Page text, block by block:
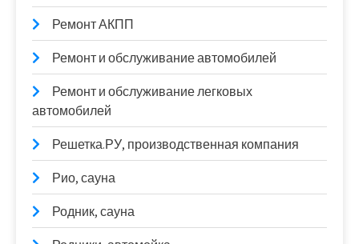
Ремонт АКПП
Ремонт и обслуживание автомобилей
Ремонт и обслуживание легковых
автомобилей
Решетка.РУ, производственная компания
Рио, сауна
Родник, сауна